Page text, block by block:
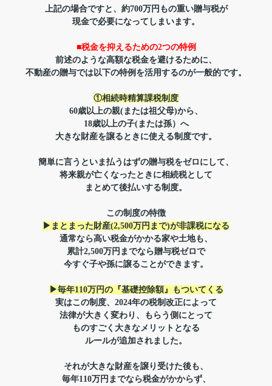
上記の場合ですと、約700万円もの重い贈与税が
現金で必要になってしまいます。
■税金を抑えるための2つの特例
前述のような高額な税金を避けるために、
不動産の贈与では以下の特例を活用するのが一般的です。
①相続時精算課税制度
60歳以上の親(または祖父母)から、
18歳以上の子(または孫）へ
大きな財産を譲るときに使える制度です。
簡単に言うと いま払うはずの贈与税をゼロにして、
将来親が亡くなったときに相続税として
まとめて後払いする制度。
この制度の特徴
▶まとまった財産(2,500万円まで)が非課税になる
通常なら高い税金がかかる家や土地も、
累計2,500万円までなら贈与税ゼロで
今すぐ子や孫に譲ることができます。
▶毎年110万円の『基礎控除額』もついてくる
実はこの制度、2024年の税制改正によって
法律が大きく変わり、もらう側にとって
ものすごく大きなメリットとなる
ルールが追加されました。
それが大きな財産を譲り受けた後も、
毎年110万円までなら税金がかからず、